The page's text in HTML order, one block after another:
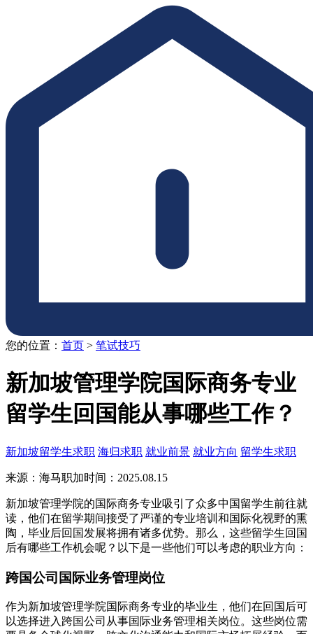
您的位置： 首页 > 笔试技巧
新加坡管理学院国际商务专业
留学生回国能从事哪些工作？​
新加坡留学生求职 海归求职 就业前景 就业方向 留学生求职
来源：海马职加时间：2025.08.15
新加坡管理学院的国际商务专业吸引了众多中国留学生前往就
读，他们在留学期间接受了严谨的专业培训和国际化视野的熏
陶，毕业后回国发展将拥有诸多优势。那么，这些留学生回国
后有哪些工作机会呢？以下是一些他们可以考虑的职业方向：
跨国公司国际业务管理岗位
作为新加坡管理学院国际商务专业的毕业生，他们在回国后可
以选择进入跨国公司从事国际业务管理相关岗位。这些岗位需